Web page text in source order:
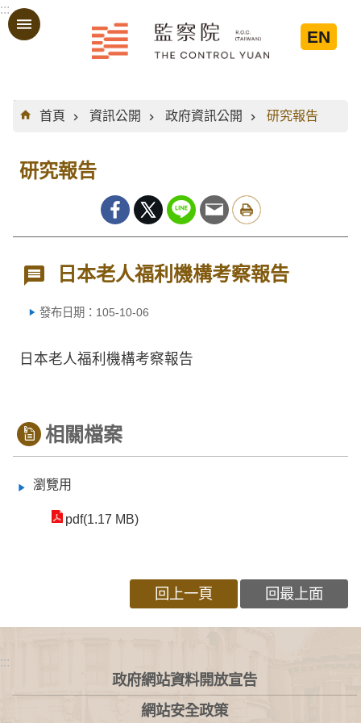
跳到主要內容區塊
:::
EN
:::
首頁
資訊公開 政府資訊公開 研究報告
研究報告
日本老人福利機構考察報告
發布日期：105-10-06
日本老人福利機構考察報告
相關檔案
瀏覽用
pdf(1.17 MB)
回上一頁 回最上面
:::
政府網站資料開放宣告
網站安全政策